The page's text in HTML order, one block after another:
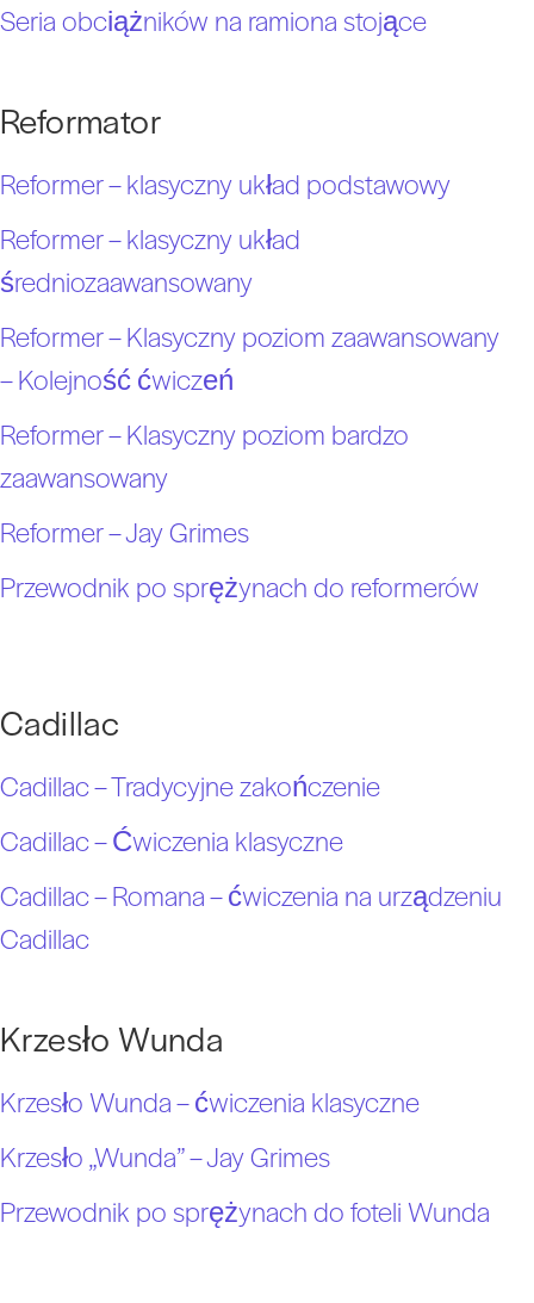
Seria obciążników na ramiona stojące
Reformator
Reformer – klasyczny układ podstawowy
Reformer – klasyczny układ
średniozaawansowany
Reformer – Klasyczny poziom zaawansowany
– Kolejność ćwiczeń
Reformer – Klasyczny poziom bardzo
zaawansowany
Reformer – Jay Grimes
Przewodnik po sprężynach do reformerów
Cadillac
Cadillac – Tradycyjne zakończenie
Cadillac – Ćwiczenia klasyczne
Cadillac – Romana – ćwiczenia na urządzeniu
Cadillac
Krzesło Wunda
Krzesło Wunda – ćwiczenia klasyczne
Krzesło „Wunda” – Jay Grimes
Przewodnik po sprężynach do foteli Wunda